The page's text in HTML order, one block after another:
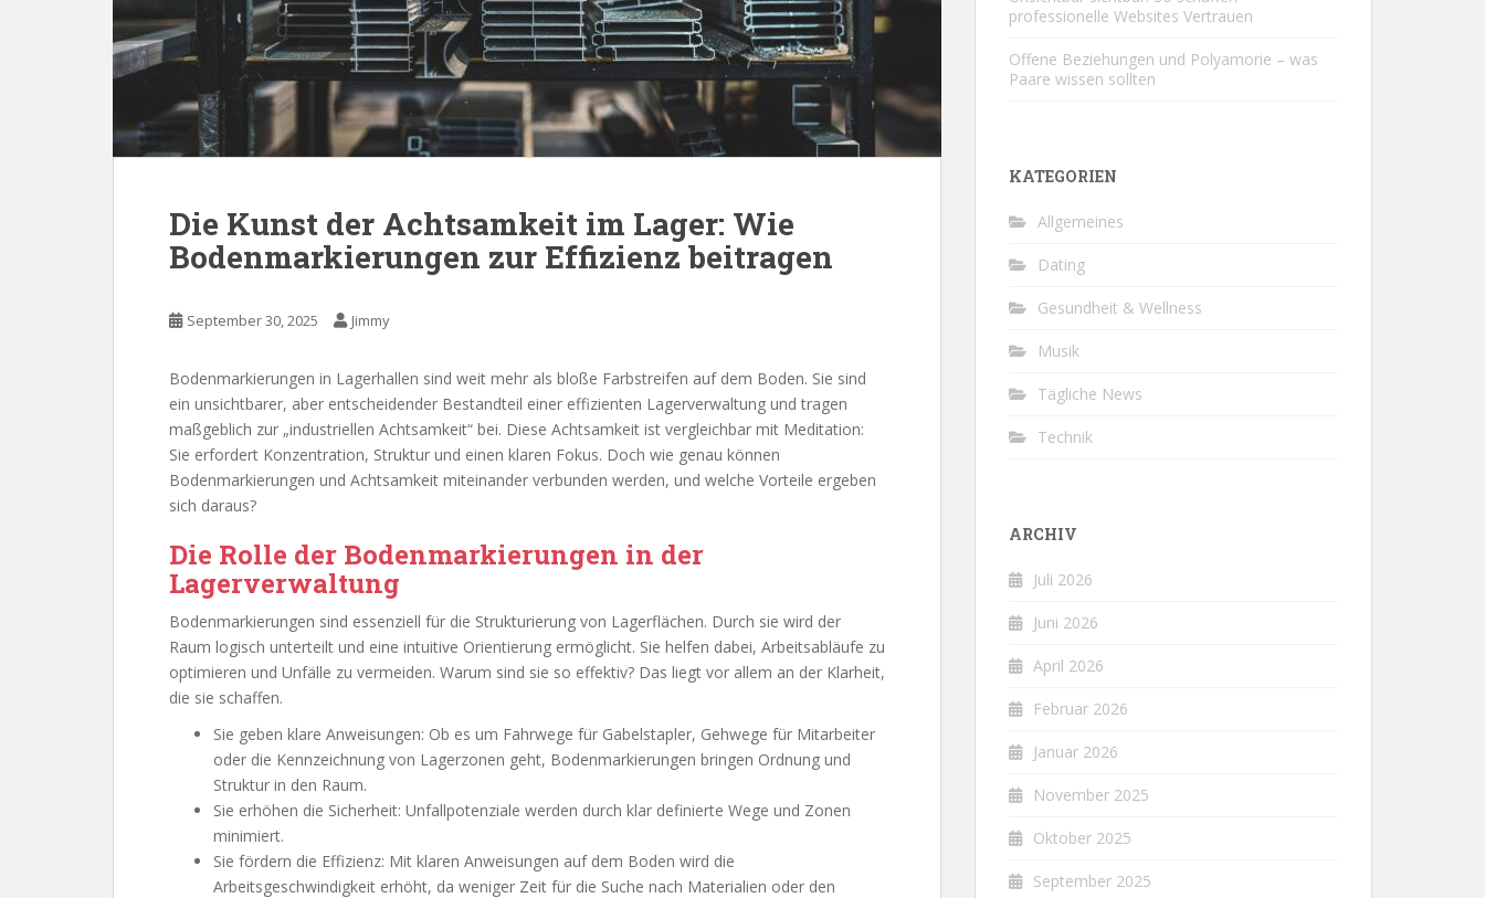
Die Kunst der Achtsamkeit im Lager: Wie
Bodenmarkierungen zur Effizienz beitragen
September 30, 2025 Jimmy
Bodenmarkierungen in Lagerhallen sind weit mehr als bloße Farbstreifen auf dem Boden. Sie sind
ein unsichtbarer, aber entscheidender Bestandteil einer effizienten Lagerverwaltung und tragen
maßgeblich zur „industriellen Achtsamkeit“ bei. Diese Achtsamkeit ist vergleichbar mit Meditation:
Sie erfordert Konzentration, Struktur und einen klaren Fokus. Doch wie genau können
Bodenmarkierungen und Achtsamkeit miteinander verbunden werden, und welche Vorteile ergeben
sich daraus?
Die Rolle der Bodenmarkierungen in der
Lagerverwaltung
Bodenmarkierungen sind essenziell für die Strukturierung von Lagerflächen. Durch sie wird der
Raum logisch unterteilt und eine intuitive Orientierung ermöglicht. Sie helfen dabei, Arbeitsabläufe zu
optimieren und Unfälle zu vermeiden. Warum sind sie so effektiv? Das liegt vor allem an der Klarheit,
die sie schaffen.
Sie geben klare Anweisungen: Ob es um Fahrwege für Gabelstapler, Gehwege für Mitarbeiter
oder die Kennzeichnung von Lagerzonen geht, Bodenmarkierungen bringen Ordnung und
Struktur in den Raum.
Sie erhöhen die Sicherheit: Unfallpotenziale werden durch klar definierte Wege und Zonen
minimiert.
Sie fördern die Effizienz: Mit klaren Anweisungen auf dem Boden wird die
Arbeitsgeschwindigkeit erhöht, da weniger Zeit für die Suche nach Materialien oder den
professionelle Websites Vertrauen
Offene Beziehungen und Polyamorie – was
Paare wissen sollten
KATEGORIEN
Allgemeines
Dating
Gesundheit & Wellness
Musik
Tägliche News
Technik
ARCHIV
Juli 2026
Juni 2026
April 2026
Februar 2026
Januar 2026
November 2025
Oktober 2025
September 2025